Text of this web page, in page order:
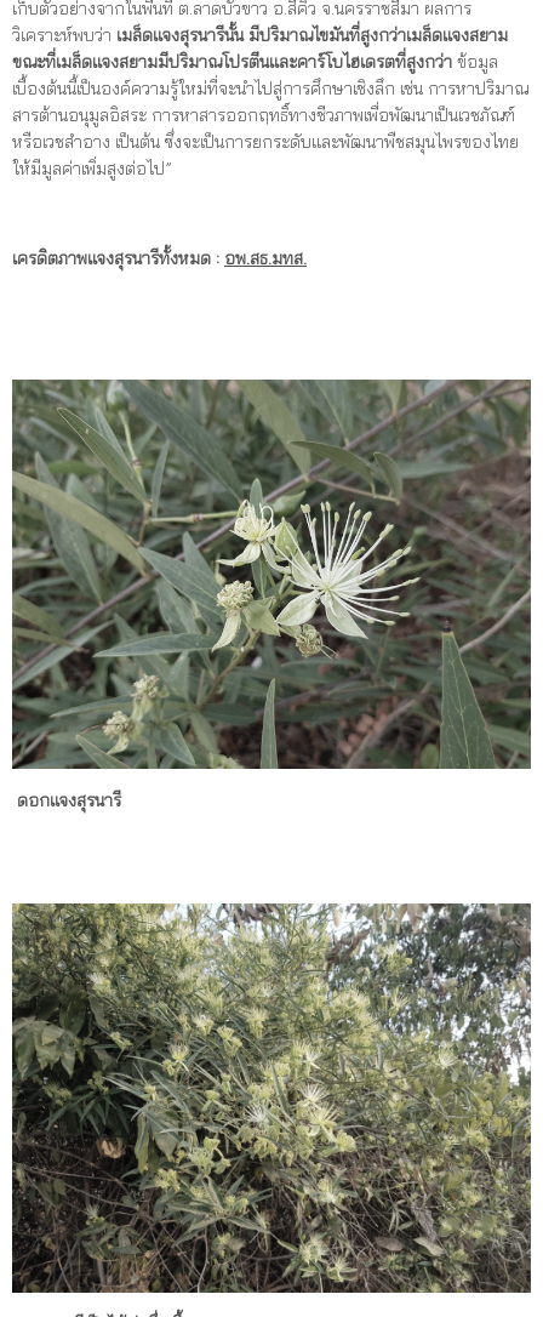
เก็บตัวอย่างจากในพื้นที่ ต.ลาดบัวขาว อ.สีคิ้ว จ.นครราชสีมา ผลการ
วิเคราะห์พบว่า เมล็ดแจงสุรนารีนั้น มีปริมาณไขมันที่สูงกว่าเมล็ดแจงสยาม
ขณะที่เมล็ดแจงสยามมีปริมาณโปรตีนและคาร์โบไฮเดรตที่สูงกว่า ข้อมูล
เบื้องต้นนี้เป็นองค์ความรู้ใหม่ที่จะนำไปสู่การศึกษาเชิงลึก เช่น การหาปริมาณ
สารต้านอนุมูลอิสระ การหาสารออกฤทธิ์ทางชีวภาพเพื่อพัฒนาเป็นเวชภัณฑ์
หรือเวชสำอาง เป็นต้น ซึ่งจะเป็นการยกระดับและพัฒนาพืชสมุนไพรของไทย
ให้มีมูลค่าเพิ่มสูงต่อไป”
เครดิตภาพแจงสุรนารีทั้งหมด : อพ.สธ.มทส.
ดอกแจงสุรนารี